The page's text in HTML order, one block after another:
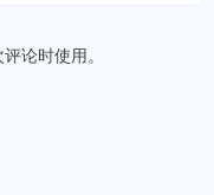
论时使用。